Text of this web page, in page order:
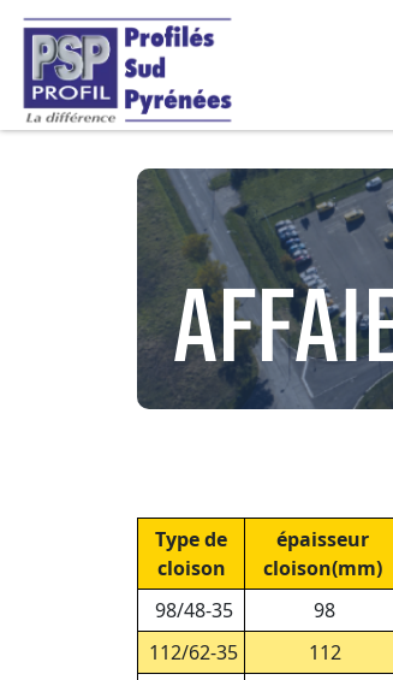
Type de
cloison
épaisseur
cloison(mm)
98/48-35
98
112/62-35
112